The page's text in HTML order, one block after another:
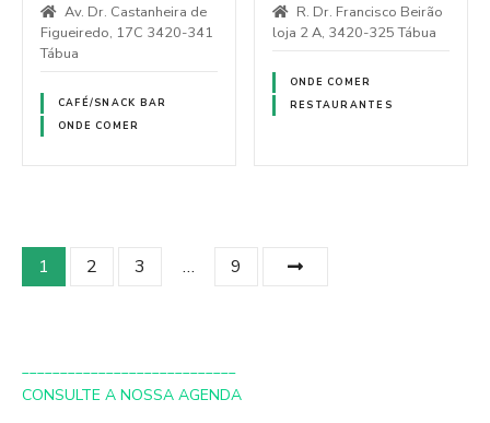
Av. Dr. Castanheira de
Figueiredo, 17C 3420-341
Tábua
CAFÉ/SNACK BAR
ONDE COMER
R. Dr. Francisco Beirão
loja 2 A, 3420-325 Tábua
ONDE COMER
RESTAURANTES
P
t
1 2 3 … 9
____________________________
CONSULTE A NOSSA AGENDA